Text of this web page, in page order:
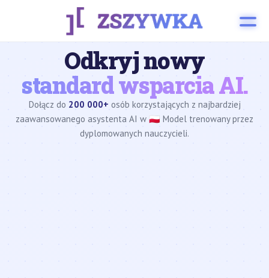
Odkryj nowy
standard wsparcia AI.
Dołącz do 200 000+ osób korzystających z najbardziej
zaawansowanego asystenta AI w 🇵🇱 Model trenowany przez
dyplomowanych nauczycieli.